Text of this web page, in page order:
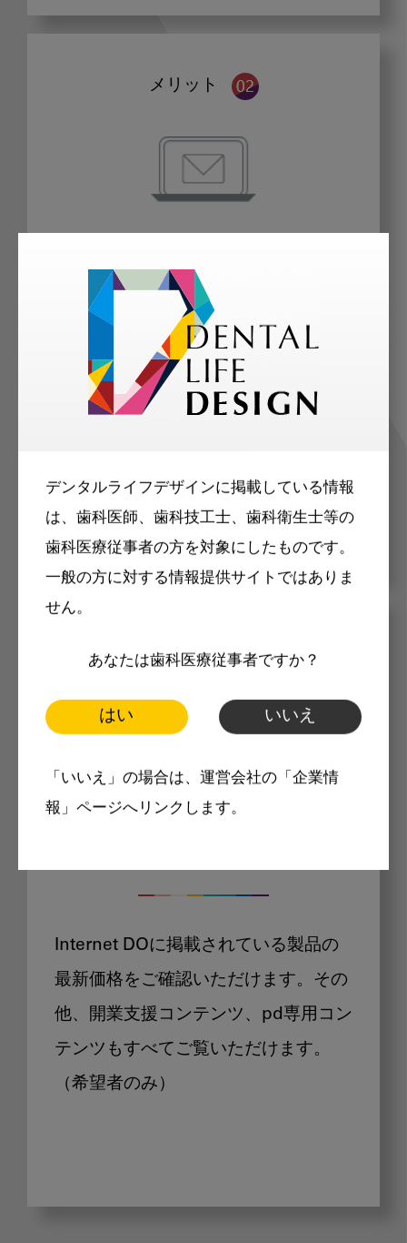
デンタルライフデザインに掲載している情報
は、歯科医師、歯科技工士、歯科衛生士等の
歯科医療従事者の方を対象にしたものです。
一般の方に対する情報提供サイトではありま
せん。
あなたは歯科医療従事者ですか？
はい いいえ
「いいえ」の場合は、運営会社の「企業情
報」ページへリンクします。
メリット
メールマガジンでお届け
ご登録いただいた職種（歯科医師、歯
科衛生士、歯科技工士）に合わせた内
Internet DOに掲載されている
Internet DOに掲載されている製品の
最新価格をご確認いただけます。その
他、開業支援コンテンツ、pd専用コン
テンツもすべてご覧いただけます。
（希望者のみ）